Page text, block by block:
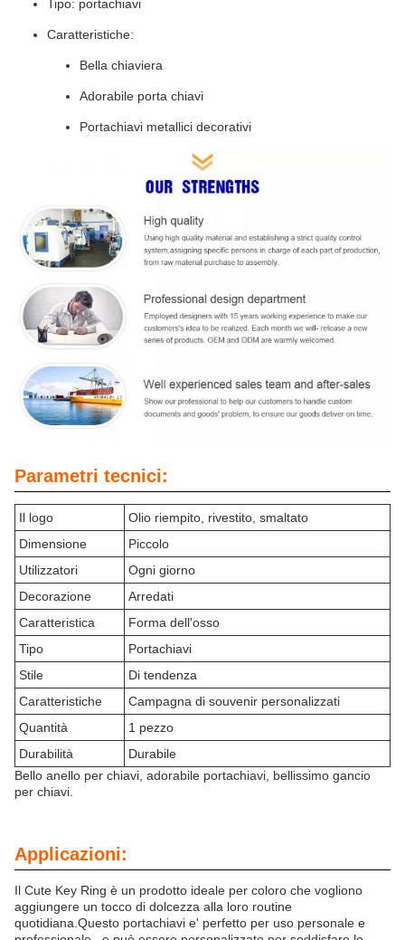
Tipo: portachiavi
Caratteristiche:
Bella chiaviera
Adorabile porta chiavi
Portachiavi metallici decorativi
Parametri tecnici:
Il logo
Olio riempito, rivestito, smaltato
Dimensione
Piccolo
Utilizzatori
Ogni giorno
Decorazione
Arredati
Caratteristica
Forma dell'osso
Tipo
Portachiavi
Stile
Di tendenza
Caratteristiche
Campagna di souvenir personalizzati
Quantità
1 pezzo
Durabilità
Durabile
Bello anello per chiavi, adorabile portachiavi, bellissimo gancio
per chiavi.
Applicazioni:
Il Cute Key Ring è un prodotto ideale per coloro che vogliono
aggiungere un tocco di dolcezza alla loro routine
quotidiana.Questo portachiavi e' perfetto per uso personale e